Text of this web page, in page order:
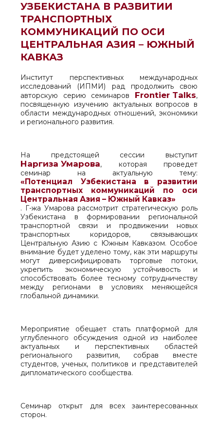
УЗБЕКИСТАНА В РАЗВИТИИ
ТРАНСПОРТНЫХ
КОММУНИКАЦИЙ ПО ОСИ
ЦЕНТРАЛЬНАЯ АЗИЯ – ЮЖНЫЙ
КАВКАЗ
Институт перспективных международных
исследований (ИПМИ) рад продолжить свою
авторскую серию семинаров Frontier Talks,
посвященную изучению актуальных вопросов в
области международных отношений, экономики
и регионального развития.
На предстоящей сессии выступит
Наргиза Умарова, которая проведет
семинар на актуальную тему:
«Потенциал Узбекистана в развитии
транспортных коммуникаций по оси
Центральная Азия – Южный Кавказ»
. Г-жа Умарова рассмотрит стратегическую роль
Узбекистана в формировании региональной
транспортной связи и продвижении новых
транспортных коридоров, связывающих
Центральную Азию с Южным Кавказом. Особое
внимание будет уделено тому, как эти маршруты
могут диверсифицировать торговые потоки,
укрепить экономическую устойчивость и
способствовать более тесному сотрудничеству
между регионами в условиях меняющейся
глобальной динамики.
Мероприятие обещает стать платформой для
углубленного обсуждения одной из наиболее
актуальных и перспективных областей
регионального развития, собрав вместе
студентов, ученых, политиков и представителей
дипломатического сообщества.
Семинар открыт для всех заинтересованных
сторон.